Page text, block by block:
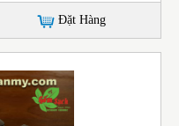
Đặt Hàng